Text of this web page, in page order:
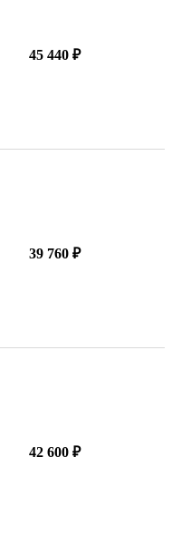
45 440 ₽
39 760 ₽
42 600 ₽